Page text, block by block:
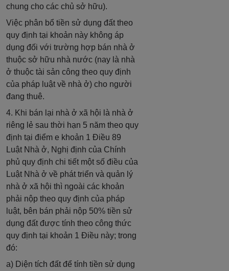
chung cho các chủ sở hữu).
Việc phân bổ tiền sử dụng đất theo
quy định tại khoản này không áp
dụng đối với trường hợp bán nhà ở
thuộc sở hữu nhà nước (nay là nhà
ở thuộc tài sản công theo quy định
của pháp luật về nhà ở) cho người
đang thuê.
4. Khi bán lại nhà ở xã hội là nhà ở
riêng lẻ sau thời hạn 5 năm theo quy
định tại điểm e khoản 1 Điều 89
Luật Nhà ở, Nghị định của Chính
phủ quy định chi tiết một số điều của
Luật Nhà ở về phát triển và quản lý
nhà ở xã hội thì ngoài các khoản
phải nộp theo quy định của pháp
luật, bên bán phải nộp 50% tiền sử
dụng đất được tính theo công thức
quy định tại khoản 1 Điều này; trong
đó:
a) Diện tích đất để tính tiền sử dụng